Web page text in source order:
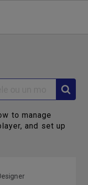
to manage
and set up